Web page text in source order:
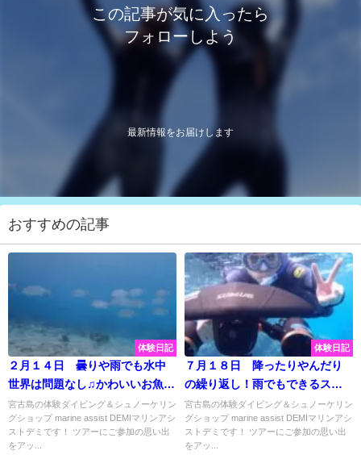
この記事が気に入ったら
フォローしよう
最新情報をお届けします
おすすめの記事
体験日記
２月１４日 曇りや雨でも水中
世界は問題なし♫かわいいお魚に
会いに体験ダイビングでGO☆
宮古島の体験ダイビング＆シュノーケリン
グショップ marine assist DEMIマリンアシ
ストデミです！ ツアーにご参加の思い出
をアッ...
体験日記
７月１８日 降ったりやんだり
の繰り返し！雨でもできるスポ
ーツ！楽しんじゃいましょ
ー！！！
宮古島の体験ダイビング＆シュノーケリン
グショップ marine assist DEMIマリンアシ
ストデミです！ ツアーにご参加の思い出
をアッ...